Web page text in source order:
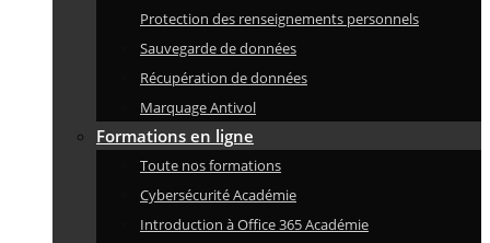
Protection des renseignements personnels
Sauvegarde de données
Récupération de données
Marquage Antivol
Formations en ligne
Toute nos formations
Cybersécurité Académie
Introduction à Office 365 Académie